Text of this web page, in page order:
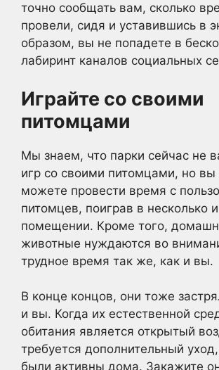
точно сообщать вам, сколько
провели, сидя и уставившись в
образом, вы не попадете в
лабиринт каналов социальных
Играйте со своими
питомцами
Мы знаем, что парки сейчас не
игр со своими питомцами, но вы
можете провести время с
питомцев, поиграв в несколько
помещении. Кроме того,
животные нуждаются во
трудное время так же, как и вы.
В конце концов, они тоже
и вы. Когда их естественной
обитания является открытый
требуется дополнительный
были активны дома. Закажите